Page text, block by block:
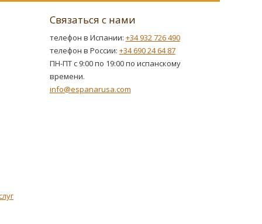
Связаться с нами
телефон в Испании: +34 932 726 490
телефон в России: +34 690 24 64 87
ПН-ПТ с 9:00 по 19:00 по испанскому
времени.
info@espanarusa.com